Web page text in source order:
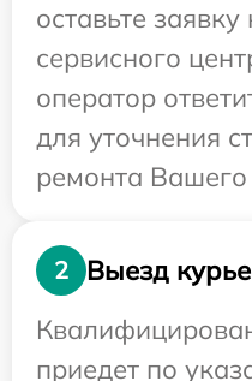
оставьте заявку
сервисного
оператор
для уточнения
ремонта Вашего
2
Выезд
приедет по